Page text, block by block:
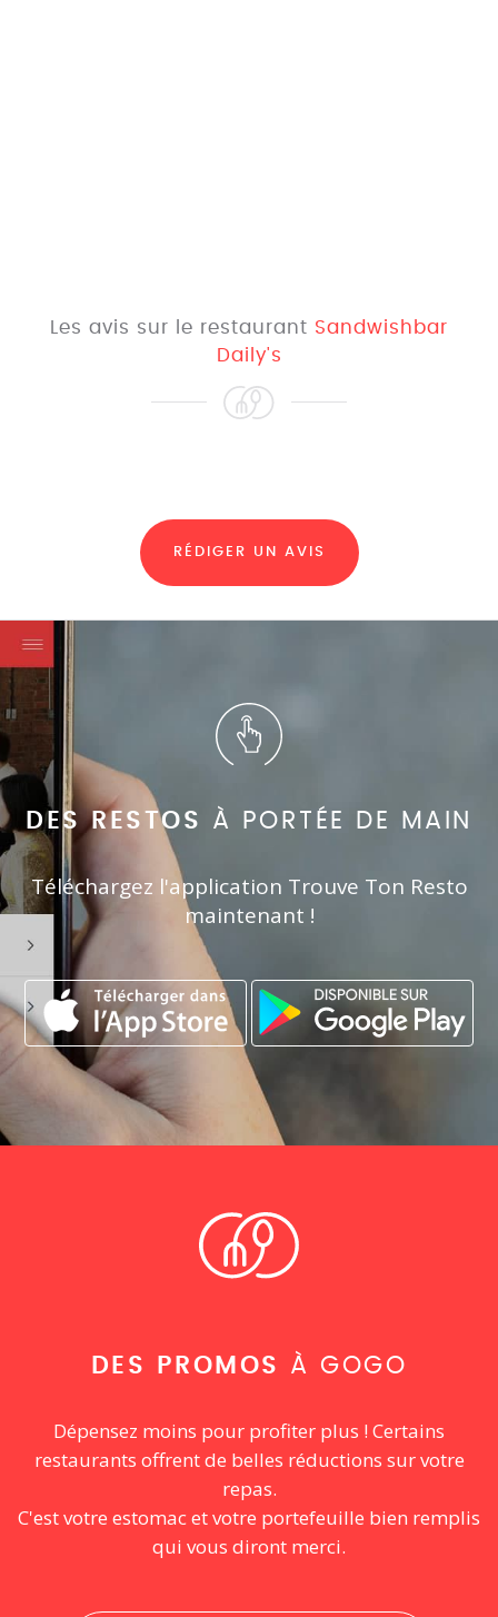
Les avis sur le restaurant Sandwishbar
Daily's
RÉDIGER UN AVIS
DES RESTOS À PORTÉE DE MAIN
Téléchargez l'application Trouve Ton Resto
maintenant !
DES PROMOS À GOGO
Dépensez moins pour profiter plus ! Certains
restaurants offrent de belles réductions sur votre
repas.
C'est votre estomac et votre portefeuille bien remplis
qui vous diront merci.